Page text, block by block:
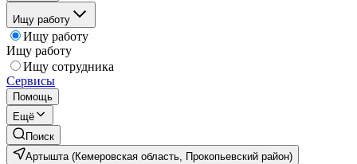
Ищу работу
Ищу работу
Ищу работу
Ищу сотрудника
Сервисы
Помощь
Ещё
Поиск
Артышта (Кемеровская область, Прокопьевский район)